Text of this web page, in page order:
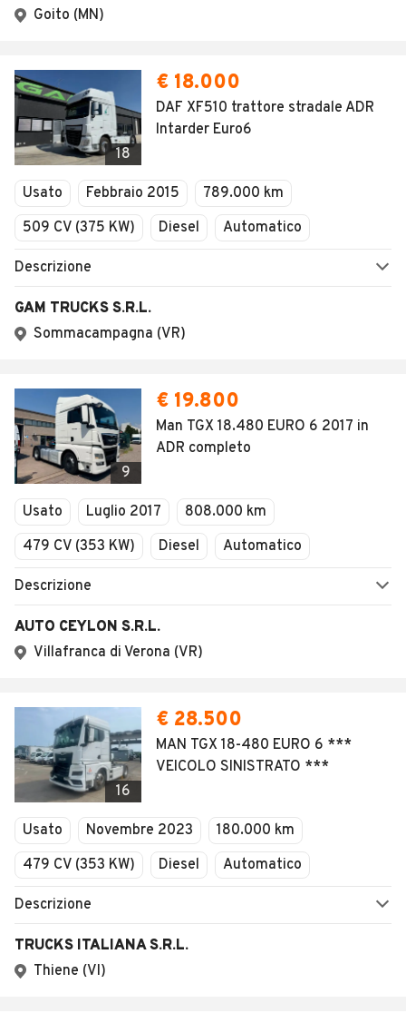
Goito (MN)
18
€ 18.000
DAF XF510 trattore stradale ADR
Intarder Euro6
Usato Febbraio 2015
789.000 km
509 CV (375 KW)
Diesel Automatico
Descrizione
GAM TRUCKS S.R.L.
Sommacampagna (VR)
9
€ 19.800
Man TGX 18.480 EURO 6 2017 in
ADR completo
Usato Luglio 2017
808.000 km
479 CV (353 KW)
Diesel Automatico
Descrizione
AUTO CEYLON S.R.L.
Villafranca di Verona (VR)
16
€ 28.500
MAN TGX 18-480 EURO 6 ***
VEICOLO SINISTRATO ***
Usato Novembre 2023
180.000 km
479 CV (353 KW)
Diesel Automatico
Descrizione
TRUCKS ITALIANA S.R.L.
Thiene (VI)